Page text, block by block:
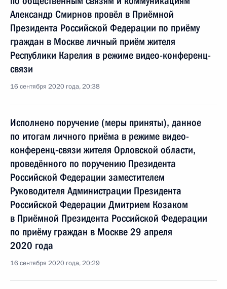
Александр Смирнов провёл в Приёмной
Президента Российской Федерации по приёму
граждан в Москве личный приём жителя
Республики Карелия в режиме видео-конференц-
связи
16 сентября 2020 года, 20:38
Исполнено поручение (меры приняты), данное
по итогам личного приёма в режиме видео-
конференц-связи жителя Орловской области,
проведённого по поручению Президента
Российской Федерации заместителем
Руководителя Администрации Президента
Российской Федерации Дмитрием Козаком
в Приёмной Президента Российской Федерации
по приёму граждан в Москве 29 апреля
2020 года
16 сентября 2020 года, 20:29